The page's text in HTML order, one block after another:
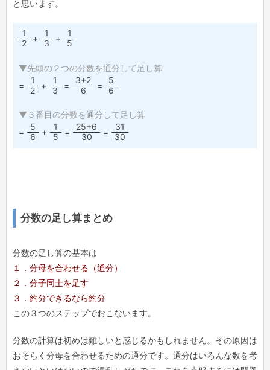
と思います。
1
2
+
1
3
+
1
5
▼先頭の２つの分数を通分して足し算
=
1
2
+
1
3
=
3+2
6
=
5
6
▼３番目の分数を通分して足し算
=
5
6
+
1
5
=
25+6
30
=
31
30
分数の足し算まとめ
分数の足し算の基本は
１．分母を合わせる（通分）
２．分子同士を足す
３．約分できるなら約分
この３つのステップでおこないます。
分数の計算は初めは難しいと感じるかもしれません。その原因は
おそらく分母を合わせるための通分です。通分はいろんな数を考